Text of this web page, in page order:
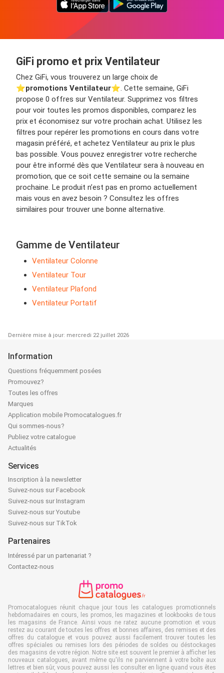
GiFi promo et prix Ventilateur
Chez GiFi, vous trouverez un large choix de
⭐️promotions Ventilateur⭐️. Cette semaine, GiFi
propose 0 offres sur Ventilateur. Supprimez vos filtres
pour voir toutes les promos disponibles, comparez les
prix et économisez sur votre prochain achat. Utilisez les
filtres pour repérer les promotions en cours dans votre
magasin préféré, et achetez Ventilateur au prix le plus
bas possible. Vous pouvez enregistrer votre recherche
pour être informé dès que Ventilateur sera à nouveau en
promotion, que ce soit cette semaine ou la semaine
prochaine. Le produit n’est pas en promo actuellement
mais vous en avez besoin ? Consultez les offres
similaires pour trouver une bonne alternative.
Gamme de Ventilateur
Ventilateur Colonne
Ventilateur Tour
Ventilateur Plafond
Ventilateur Portatif
Dernière mise à jour: mercredi 22 juillet 2026
Information
Questions fréquemment posées
Promouvez?
Toutes les offres
Marques
Application mobile Promocatalogues.fr
Qui sommes-nous?
Publiez votre catalogue
Actualités
Services
Inscription à la newsletter
Suivez-nous sur Facebook
Suivez-nous sur Instagram
Suivez-nous sur Youtube
Suivez-nous sur TikTok
Partenaires
Intéressé par un partenariat ?
Contactez-nous
Promocatalogues réunit chaque jour tous les catalogues promotionnels
hebdomadaires en cours, les promos, les magazines et lookbooks de tous
les magasins de France. Ainsi vous ne ratez aucune promotion et vous
restez au courant de toutes les offres et bonnes affaires, des remises et des
offres du catalogue et vous pouvez aussi facilement trouver toutes les
offres spéciales ou remises lors des périodes de soldes ou déstockages
des magasins de votre région. Notre site est souvent le premier à afficher les
nouveaux catalogues, avant même qu'ils ne parviennent à votre boîte aux
lettres et bien sûr, vous pouvez aussi les consulter en ligne quand vous êtes